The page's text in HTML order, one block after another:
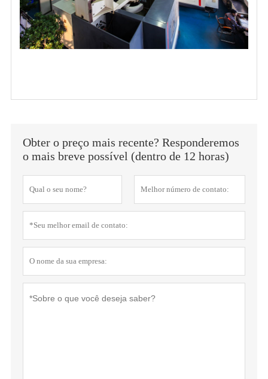
Obter o preço mais recente? Responderemos
o mais breve possível (dentro de 12 horas)